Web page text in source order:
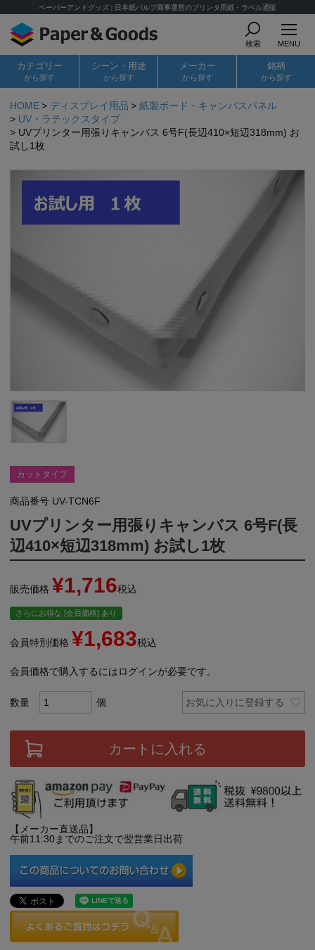
ペーパーアンドグッズ | 日本紙パルプ商事運営のプリンタ用紙・ラベル通販
検索 MENU
カテゴリー
から探す
シーン・用途
から探す
メーカー
から探す
銘柄
から探す
HOME ディスプレイ用品
紙製ボード・キャンバスパネル
UV・ラテックスタイプ
UVプリンター用張りキャンバス 6号F(長辺410×短辺318mm) お
試し1枚
カットタイプ
商品番号 UV-TCN6F
UVプリンター用張りキャンバス 6号F(長
辺410×短辺318mm) お試し1枚
販売価格 ¥1,716税込
さらにお得な [会員価格] あり
会員特別価格 ¥1,683税込
会員価格で購入するにはログインが必要です。
お気に入りに登録する
カートに入れる
【メーカー直送品】
午前11:30までのご注文で翌営業日出荷